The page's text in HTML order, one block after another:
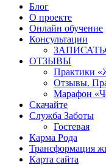
Блог
О проекте
Онлайн обучение
Консультации
ОТЗЫВЫ
Практики
Отзывы.
Марафон
Скачайте
Служба Заботы
Гостевая
Карма Рода
Трансформация
Карта сайта